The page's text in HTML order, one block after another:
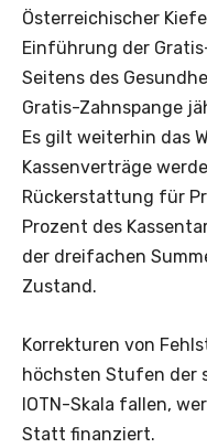
Österreichischer
Einführung der
Seitens des
Gratis-Zahnspange
Es gilt weiterhin das
Kassenverträge
Rückerstattung für
Prozent des
der dreifachen
Zustand.
Korrekturen von
höchsten Stufen der
IOTN-Skala fallen,
Statt finanziert.